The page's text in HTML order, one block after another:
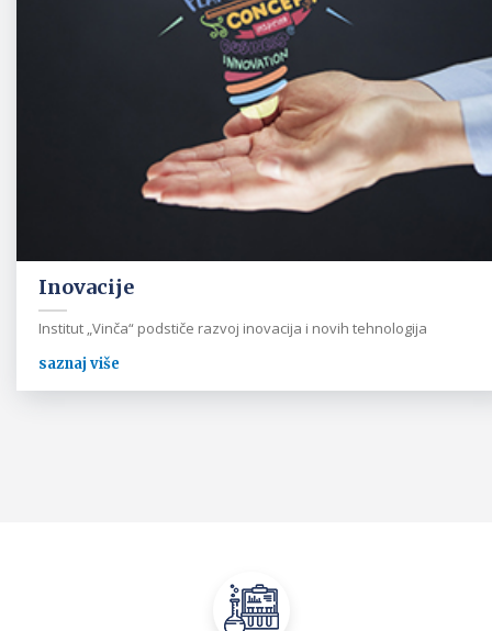
Inovacije
Institut „Vinča“ podstiče razvoj inovacija i novih tehnologija
saznaj više